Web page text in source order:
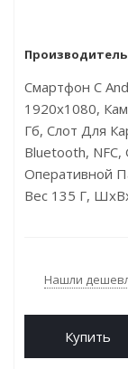
Смартфон С
1920x1080,
Гб, Слот Для
Bluetooth,
Оперативной
Вес 135 Г,
Нашли
Купить